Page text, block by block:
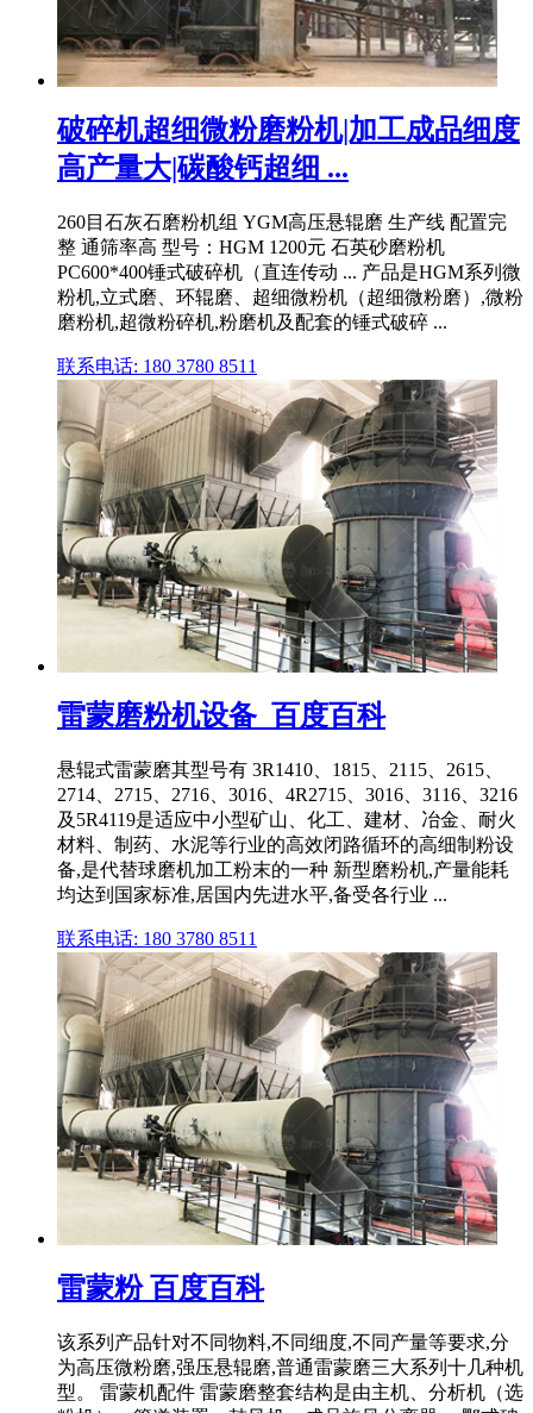
破碎机超细微粉磨粉机|加工成品细度
高产量大|碳酸钙超细 ...
260目石灰石磨粉机组 YGM高压悬辊磨 生产线 配置完
整 通筛率高 型号：HGM 1200元 石英砂磨粉机
PC600*400锤式破碎机（直连传动 ... 产品是HGM系列微
粉机,立式磨、环辊磨、超细微粉机（超细微粉磨）,微粉
磨粉机,超微粉碎机,粉磨机及配套的锤式破碎 ...
联系电话: 180 3780 8511
雷蒙磨粉机设备_百度百科
悬辊式雷蒙磨其型号有 3R1410、1815、2115、2615、
2714、2715、2716、3016、4R2715、3016、3116、3216
及5R4119是适应中小型矿山、化工、建材、冶金、耐火
材料、制药、水泥等行业的高效闭路循环的高细制粉设
备,是代替球磨机加工粉末的一种 新型磨粉机,产量能耗
均达到国家标准,居国内先进水平,备受各行业 ...
联系电话: 180 3780 8511
雷蒙粉 百度百科
该系列产品针对不同物料,不同细度,不同产量等要求,分
为高压微粉磨,强压悬辊磨,普通雷蒙磨三大系列十几种机
型。 雷蒙机配件 雷蒙磨整套结构是由主机、分析机（选